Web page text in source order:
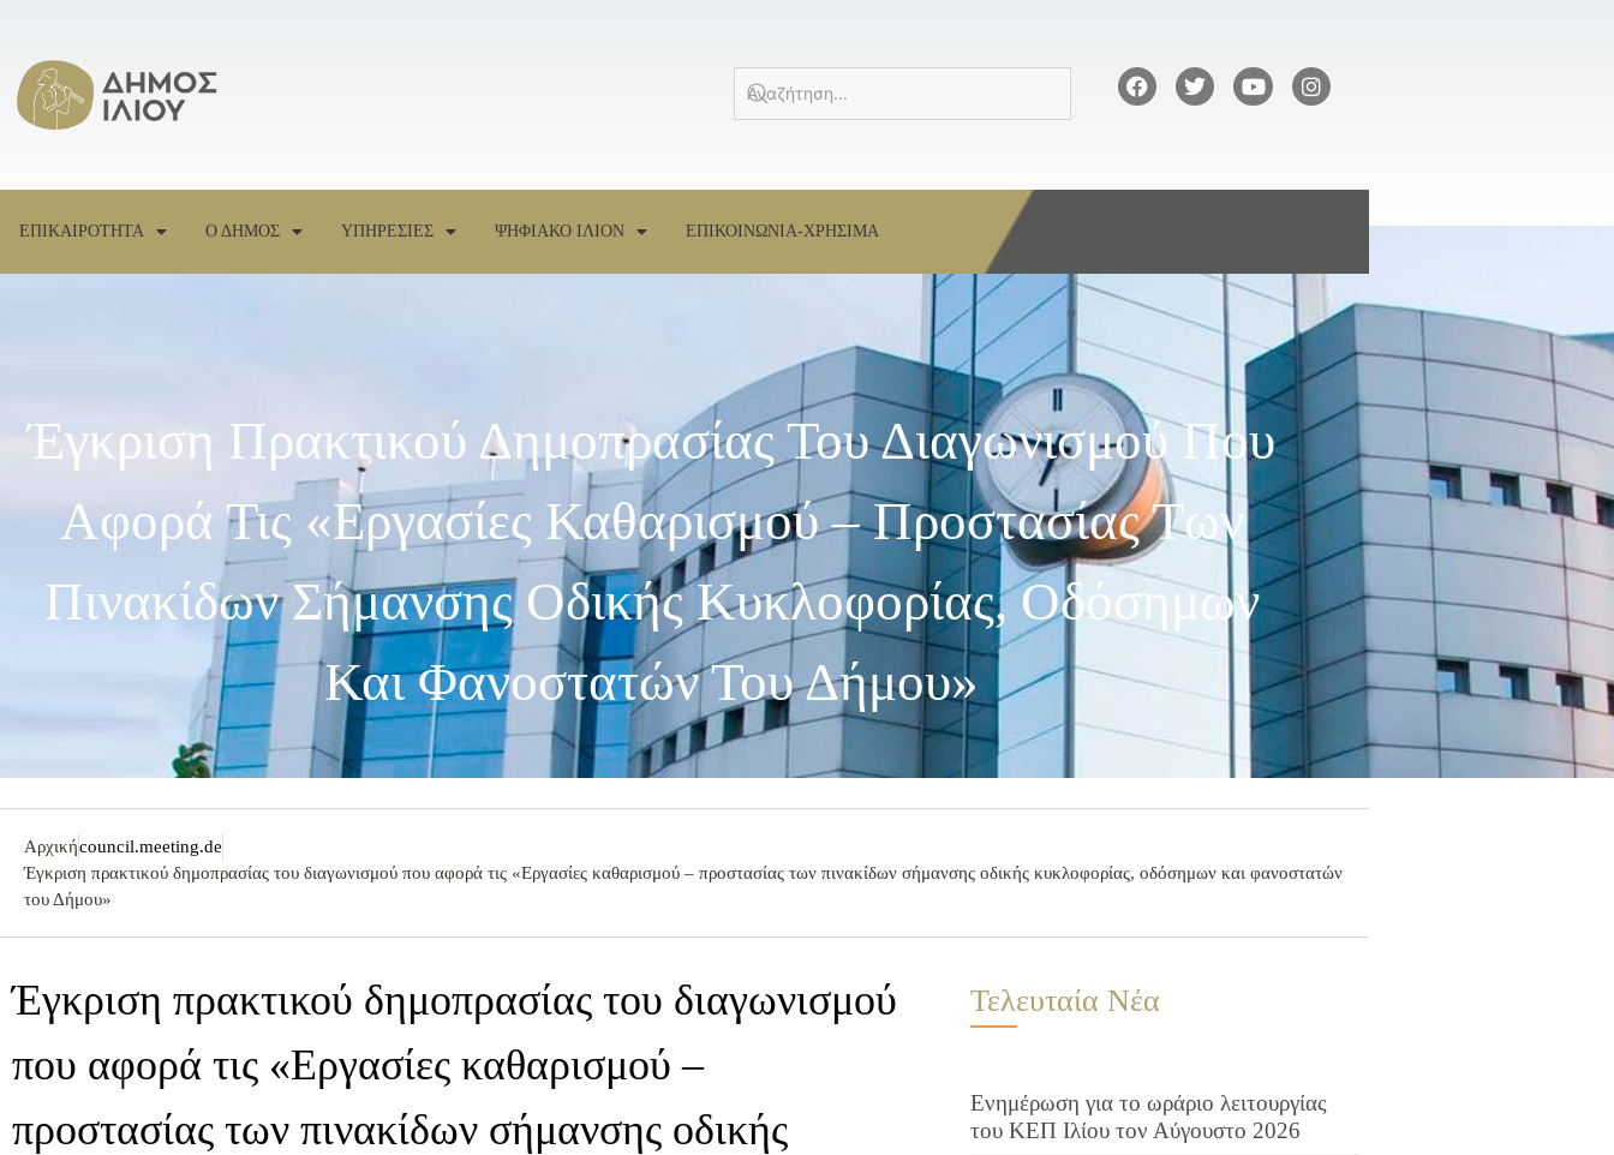
ΕΠΙΚΑΙΡΟΤΗΤΑ Ο ΔΗΜΟΣ ΥΠΗΡΕΣΙΕΣ ΨΗΦΙΑΚΟ ΙΛΙΟΝ ΕΠΙΚΟΙΝΩΝΙΑ-ΧΡΗΣΙΜΑ
Έγκριση Πρακτικού Δημοπρασίας Του Διαγωνισμού Που
Αφορά Τις «Εργασίες Καθαρισμού – Προστασίας Των
Πινακίδων Σήμανσης Οδικής Κυκλοφορίας, Οδόσημων
Και Φανοστατών Του Δήμου»
Αρχικήcouncil.meeting.de
Έγκριση πρακτικού δημοπρασίας του διαγωνισμού που αφορά τις «Εργασίες καθαρισμού – προστασίας των πινακίδων σήμανσης οδικής κυκλοφορίας, οδόσημων και φανοστατών
του Δήμου»
Έγκριση πρακτικού δημοπρασίας του διαγωνισμού
που αφορά τις «Εργασίες καθαρισμού –
προστασίας των πινακίδων σήμανσης οδικής
Τελευταία Νέα
Ενημέρωση για το ωράριο λειτουργίας
του ΚΕΠ Ιλίου τον Αύγουστο 2026